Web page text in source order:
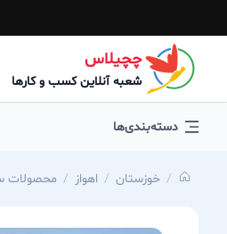
چچیلاس
شعبه آنلاین کسب و کارها
دسته‌بندی‌ها
خوزستان اهواز محصولات